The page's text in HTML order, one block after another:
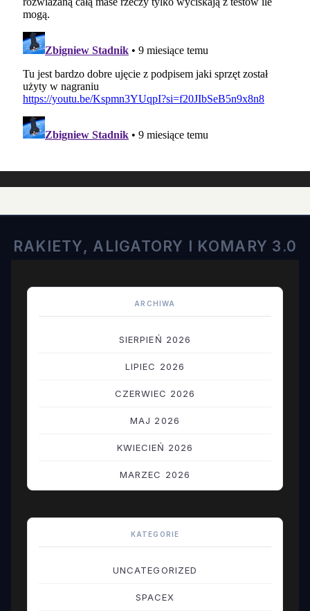
RAKIETY, ALIGATORY I KOMARY 3.0
ARCHIWA
SIERPIEŃ 2026
LIPIEC 2026
CZERWIEC 2026
MAJ 2026
KWIECIEŃ 2026
MARZEC 2026
KATEGORIE
UNCATEGORIZED
SPACEX